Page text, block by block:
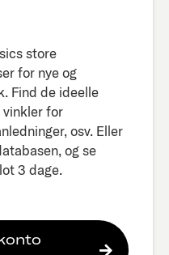
store
for nye og
Find de ideelle
vinkler for
osv. Eller
og se
3 dage.​